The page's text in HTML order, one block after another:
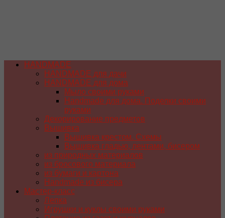
HANDMADE
HANDMADE для дачи
HANDMADE для дома
Мыло своими руками
Handmade для дома. Поделки своими
руками
Декорирование предметов
Вышивка
Вышивка крестом. Схемы
Вышивка гладью, лентами, бисером
из природных материалов
из бросового материала
из бумаги и картона
Handmade из бисера
Мастер-класс
Лепка
Игрушки и куклы своими руками